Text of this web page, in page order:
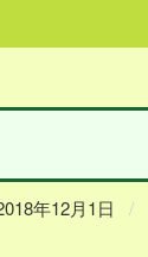
年12月1日 /